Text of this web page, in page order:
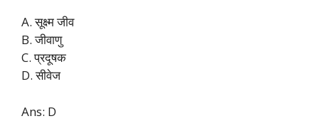
A. सूक्ष्म जीव
B. जीवाणु
C. प्रदूषक
D. सीवेज
Ans: D